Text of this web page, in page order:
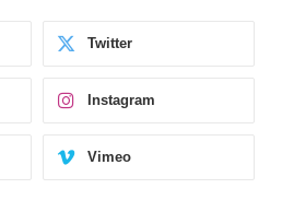
Twitter
Instagram
Vimeo